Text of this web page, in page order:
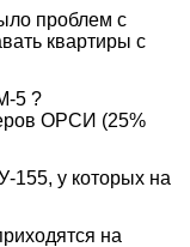
проблем с
квартиры с
5 ?
ОРСИ (25%
155, у которых на
на